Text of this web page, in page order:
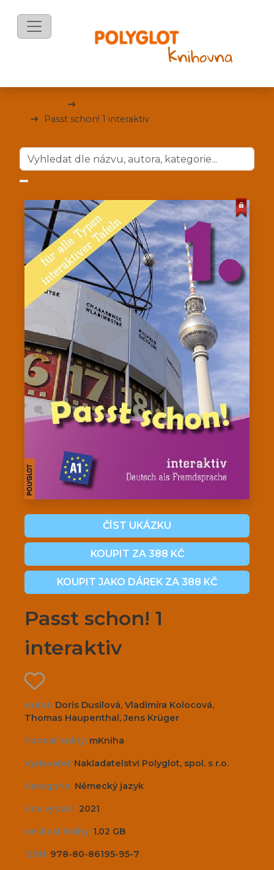
Passt schon! 1 interaktiv
ČÍST UKÁZKU
KOUPIT ZA 388 KČ
KOUPIT JAKO DÁREK ZA 388 KČ
Passt schon! 1
interaktiv
Autor: Doris Dusilová, Vladimíra Kolocová,
Thomas Haupenthal, Jens Krüger
Formát knihy: mKniha
Vydavatel: Nakladatelství Polyglot, spol. s r.o.
Kategorie: Německý jazyk
Rok vydání: 2021
Velikost knihy: 1,02 GB
ISBN: 978-80-86195-95-7